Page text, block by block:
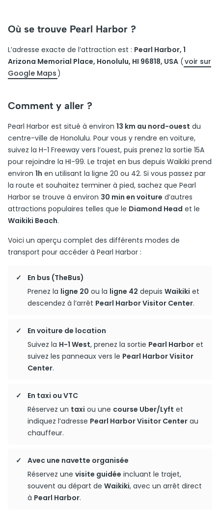
Où se trouve Pearl Harbor ?
L’adresse exacte de l’attraction est : Pearl Harbor, 1
Arizona Memorial Place, Honolulu, HI 96818, USA (voir sur
Google Maps )
Comment y aller ?
Pearl Harbor est situé à environ 13 km au nord-ouest du
centre-ville de Honolulu. Pour vous y rendre en voiture,
suivez la H-1 Freeway vers l’ouest, puis prenez la sortie 15A
pour rejoindre la HI-99. Le trajet en bus depuis Waikiki prend
environ 1h en utilisant la ligne 20 ou 42. Si vous passez par
la route et souhaitez terminer à pied, sachez que Pearl
Harbor se trouve à environ 30 min en voiture d’autres
attractions populaires telles que le Diamond Head et le
Waikiki Beach.
Voici un aperçu complet des différents modes de
transport pour accéder à Pearl Harbor :
En bus (TheBus)
Prenez la ligne 20 ou la ligne 42 depuis Waikiki et
descendez à l’arrêt Pearl Harbor Visitor Center.
En voiture de location
Suivez la H-1 West, prenez la sortie Pearl Harbor et
suivez les panneaux vers le Pearl Harbor Visitor
Center.
En taxi ou VTC
Réservez un taxi ou une course Uber/Lyft et
indiquez l’adresse Pearl Harbor Visitor Center au
chauffeur.
Avec une navette organisée
Réservez une visite guidée incluant le trajet,
souvent au départ de Waikiki, avec un arrêt direct
à Pearl Harbor.